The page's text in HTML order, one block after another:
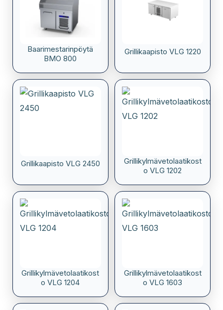
Baarimestarinpöytä
BMO 800
Grillikaapisto VLG 1220
Grillikaapisto VLG 2450
Grillikylmävetolaatikost
o VLG 1202
Grillikylmävetolaatikost
o VLG 1204
Grillikylmävetolaatikost
o VLG 1603